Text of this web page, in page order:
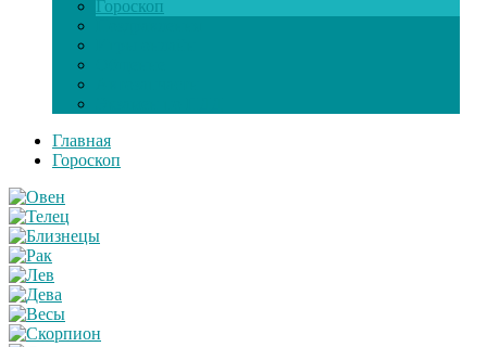
Гороскоп
Главная
Гороскоп